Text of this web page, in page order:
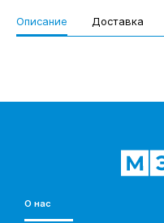
Описание Доставка
О нас